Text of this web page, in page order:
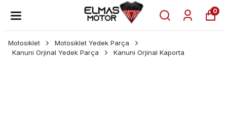
0
Motosiklet
Motosiklet Yedek Parça
Kanuni Orjinal Yedek Parça
Kanuni Orjinal Kaporta